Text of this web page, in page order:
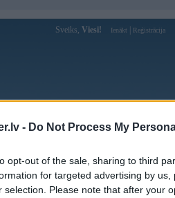
- Do Not Process My
opt-out of the sale, sharing to third
for targeted advertising by
selection. Please note that after your
Sveiks, Viesi! Ienākt Reģistrācija
Forums Galerijas Reģistrācija
Lietotāja tanos